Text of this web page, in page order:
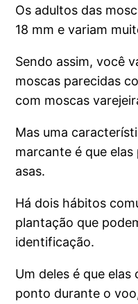
Os adultos das
18 mm e variam
Sendo assim, você
moscas parecidas
com moscas
Mas uma
marcante é que
asas.
Há dois hábitos
plantação que
identificação.
Um deles é que
ponto durante o